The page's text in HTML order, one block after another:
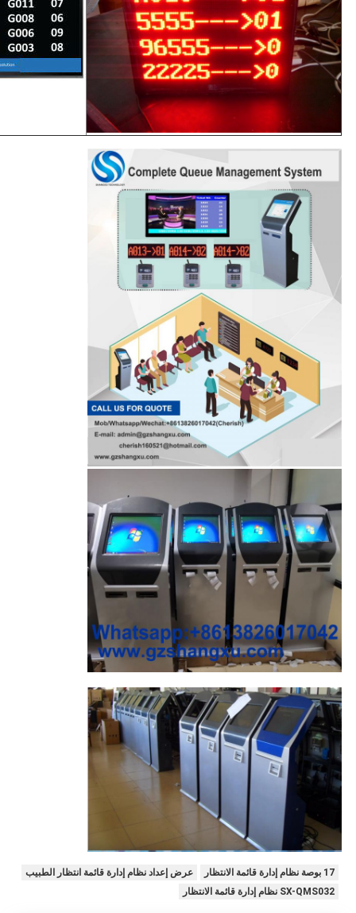
17 بوصة نظام إدارة قائمة الانتظار
عرض إعداد نظام إدارة قائمة انتظار الطبيب
SX-QMS032 نظام إدارة قائمة الانتظار